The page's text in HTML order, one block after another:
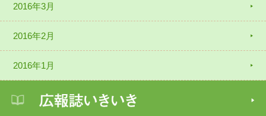
2016年3月
2016年2月
2016年1月